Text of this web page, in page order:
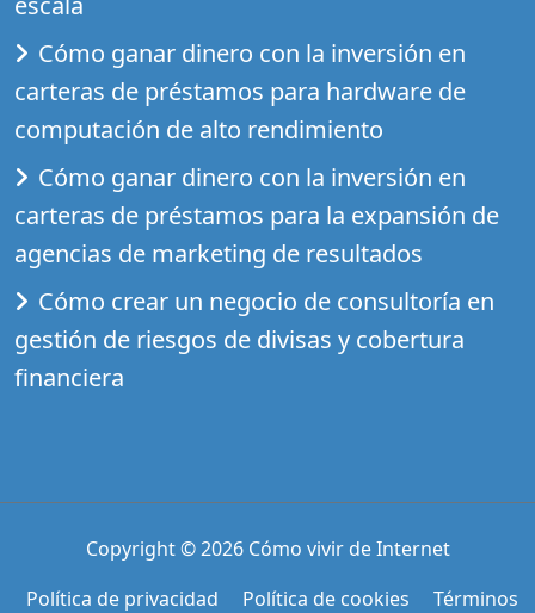
Cómo ganar dinero con la inversión en
carteras de préstamos para hardware de
computación de alto rendimiento
Cómo ganar dinero con la inversión en
carteras de préstamos para la expansión de
agencias de marketing de resultados
Cómo crear un negocio de consultoría en
gestión de riesgos de divisas y cobertura
financiera
Copyright © 2026 Cómo vivir de Internet
Política de privacidad
Política de cookies Términos